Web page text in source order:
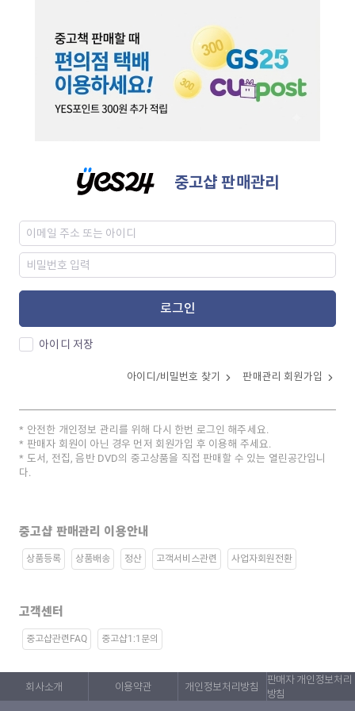
중고샵 판매관리
로그인
아이디 저장
아이디/비밀번호 찾기 판매관리 회원가입
안전한 개인정보 관리를 위해 다시 한번 로그인 해주세요.
판매자 회원이 아닌 경우 먼저 회원가입 후 이용해 주세요.
도서, 전집, 음반 DVD의 중고상품을 직접 판매할 수 있는 열린공간입니
다.
중고샵 판매관리 이용안내
상품등록 상품배송 정산 고객서비스관련 사업자회원전환
고객센터
중고샵관련FAQ 중고샵1:1문의
회사소개 이용약관 개인정보처리방침
판매자 개인정보처리
방침